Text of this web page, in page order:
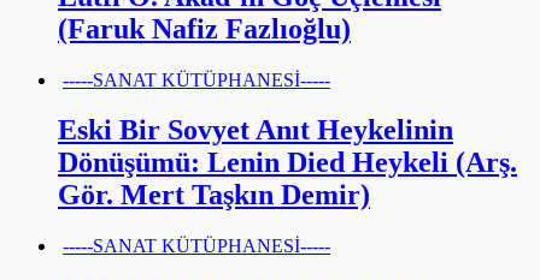
(Faruk Nafiz Fazlıoğlu)
-----SANAT KÜTÜPHANESİ-----
Eski Bir Sovyet Anıt Heykelinin
Dönüşümü: Lenin Died Heykeli (Arş.
Gör. Mert Taşkın Demir)
-----SANAT KÜTÜPHANESİ-----